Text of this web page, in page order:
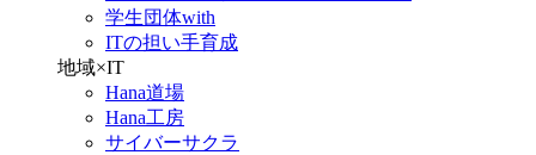
学生団体with
ITの担い手育成
地域×IT
Hana道場
Hana工房
サイバーサクラ